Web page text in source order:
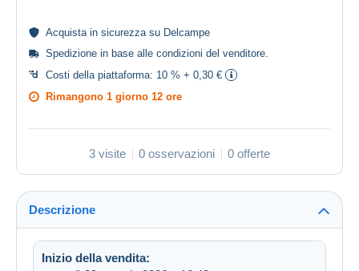
Acquista in sicurezzasu Delcampe
Spedizione in base alle condizioni del venditore.
Costi della piattaforma: 10 % + 0,30 €
Rimangono 1 giorno 12 ore
3 visite 0 osservazioni 0 offerte
Descrizione
Inizio della vendita: